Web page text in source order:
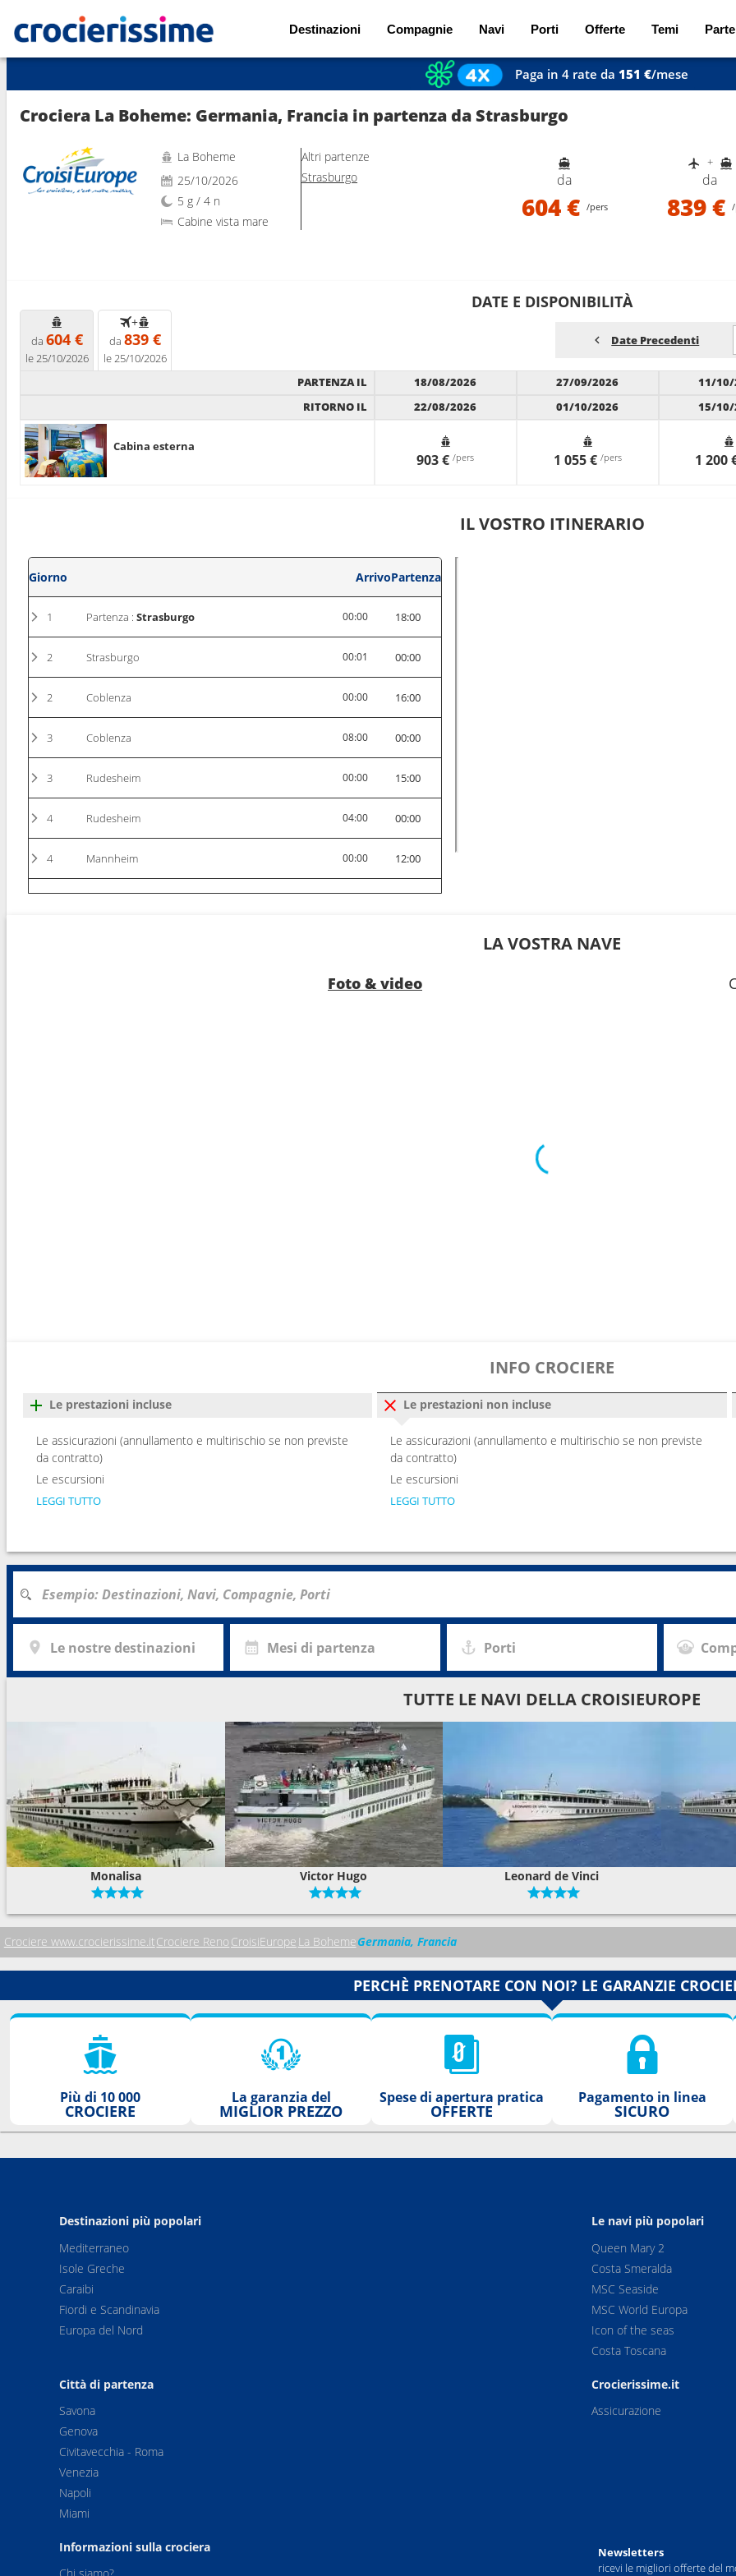
Destinazioni Compagnie Navi Porti Offerte Temi
Mostra le altre 18 foto
Paga in 4 rate da 151 €/mese
Crociera La Boheme: Germania, Francia in partenza da Strasburgo
La Boheme
25/10/2026
5 g / 4 n
Cabine vista mare
Altri partenze
Strasburgo
da
604 € /pers
+
da
839 €
DATE E DISPONIBILITÀ
da 604 €
le 25/10/2026
+
da 839 €
le 25/10/2026
Date Precedenti
PARTENZA IL
RITORNO IL
Cabina esterna
18/08/2026
22/08/2026
903 € /pers
27/09/2026
01/10/2026
1 055 € /pers
11/10/
15/10/
1 200
IL VOSTRO ITINERARIO
Giorno ArrivoPartenza
1 Partenza : Strasburgo 00:00 18:00
2 Strasburgo 00:01 00:00
2 Coblenza 00:00 16:00
3 Coblenza 08:00 00:00
3 Rudesheim 00:00 15:00
4 Rudesheim 04:00 00:00
4 Mannheim 00:00 12:00
5 Arrivo :Strasburgo 00:00 09:00
LA VOSTRA NAVE
Foto & video
INFO CROCIERE
Le prestazioni incluse
Le assicurazioni (annullamento e multirischio se non previste
da contratto)
Le escursioni
LEGGI TUTTO
Le prestazioni non incluse
Le assicurazioni (annullamento e multirischio se non previste
da contratto)
Le escursioni
LEGGI TUTTO
Le nostre destinazioni Mesi di partenza Porti
TUTTE LE NAVI DELLA CROISIEUROPE
Monalisa Victor Hugo Leonard de Vinci
Crociere www.crocierissime.itCrociere Reno CroisiEurope La BohemeGermania, Francia
PERCHÈ PRENOTARE CON NOI? LE GARANZIE
Più di 10 000
CROCIERE
La garanzia del
MIGLIOR PREZZO
Spese di apertura pratica
OFFERTE
Pagamento in linea
SICURO
Destinazioni più popolari
Mediterraneo
Isole Greche
Caraibi
Fiordi e Scandinavia
Europa del Nord
Le navi più popolari
Queen Mary 2
Costa Smeralda
MSC Seaside
MSC World Europa
Icon of the seas
Costa Toscana
Città di partenza
Savona
Genova
Civitavecchia - Roma
Venezia
Napoli
Miami
Crocierissime.it
Assicurazione
Informazioni sulla crociera
Newsletters
ricevi le migliori offerte del